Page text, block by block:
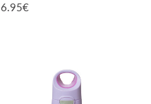
6.95€
VER PRODUCTO